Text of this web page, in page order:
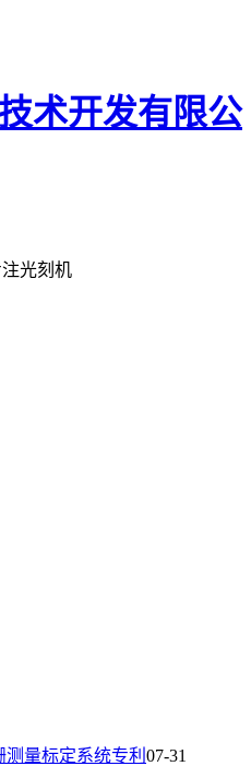
光刻机
量标定系统专利 07-31